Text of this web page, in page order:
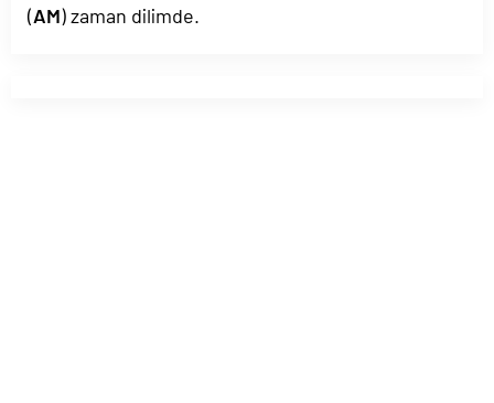
(AM) zaman dilimde.